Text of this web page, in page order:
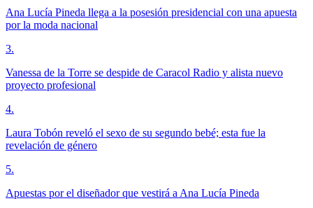
Ana Lucía Pineda llega a la posesión presidencial con una apuesta
por la moda nacional
3.
Vanessa de la Torre se despide de Caracol Radio y alista nuevo
proyecto profesional
4.
Laura Tobón reveló el sexo de su segundo bebé; esta fue la
revelación de género
5.
Apuestas por el diseñador que vestirá a Ana Lucía Pineda